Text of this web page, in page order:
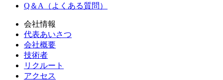
Q＆A（よくある質問）
会社情報
代表あいさつ
会社概要
技術者
リクルート
アクセス